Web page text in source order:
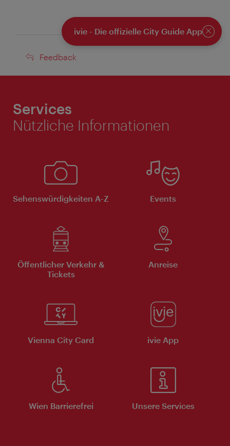
Feedback
Feedback
ivie - Die offizielle City Guide App
Services
Nützliche Informationen
Sehenswürdigkeiten A-Z Events
Öffentlicher Verkehr &
Tickets
Anreise
Vienna City Card ivie App
Wien Barrierefrei Unsere Services